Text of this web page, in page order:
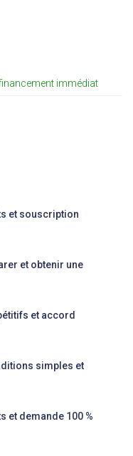
immédiat
et souscription
et obtenir une
et accord
simples et
et demande 100 %